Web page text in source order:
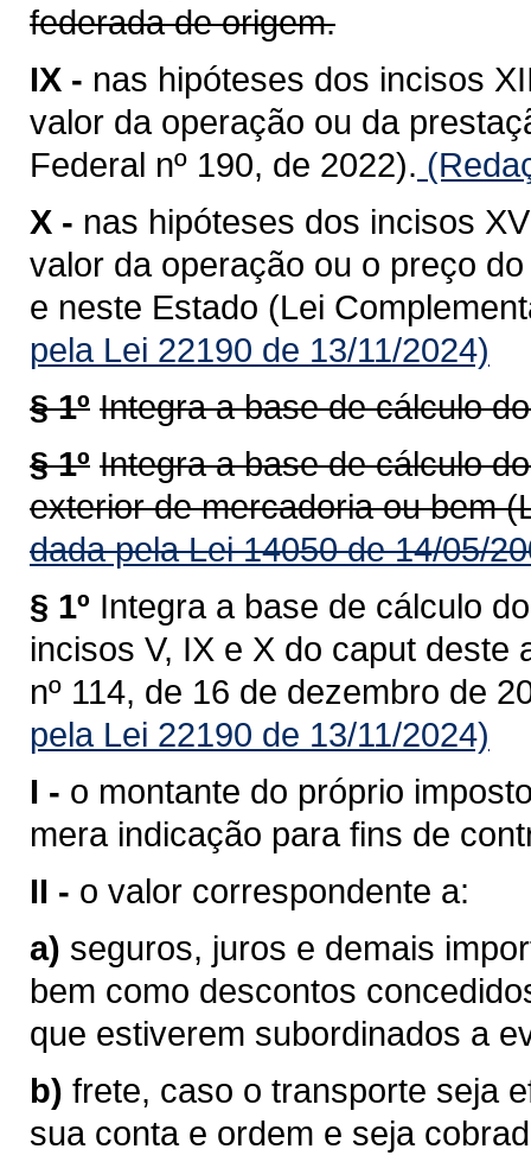
federada de origem.
IX - nas hipóteses dos incisos
valor da operação ou da
Federal nº 190, de 2022).
X - nas hipóteses dos incisos
valor da operação ou o preço
e neste Estado (Lei
pela Lei 22190 de 13/11/2024)
§ 1º Integra a base de cálculo
§ 1º Integra a base de cálculo
exterior de mercadoria ou bem
dada pela Lei 14050 de 14/05/
§ 1º Integra a base de cálculo
incisos V, IX e X do caput
nº 114, de 16 de dezembro de
pela Lei 22190 de 13/11/2024)
I - o montante do próprio
mera indicação para fins de
II - o valor correspondente a:
a) seguros, juros e demais
bem como descontos
que estiverem subordinados a
b) frete, caso o transporte seja
sua conta e ordem e seja